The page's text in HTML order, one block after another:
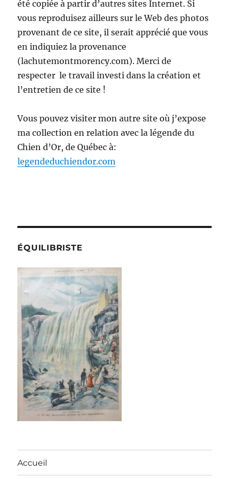
été copiée à partir d’autres sites Internet. Si
vous reproduisez ailleurs sur le Web des photos
provenant de ce site, il serait apprécié que vous
en indiquiez la provenance
(lachutemontmorency.com). Merci de
respecter le travail investi dans la création et
l’entretien de ce site !
Vous pouvez visiter mon autre site où j’expose
ma collection en relation avec la légende du
Chien d’Or, de Québec à:
legendeduchiendor.com
ÉQUILIBRISTE
Accueil